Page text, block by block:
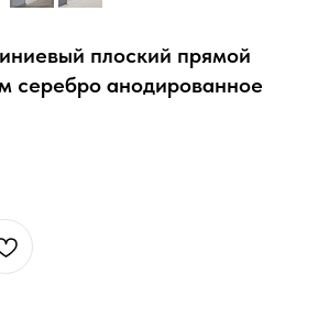
плоский прямой
серебро анодированное